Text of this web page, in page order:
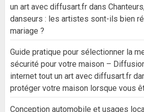
un art avec diffusart.fr dans
danseurs : les artistes sont-ils bien
mariage ?
Guide pratique pour sélectionner la
sécurité pour votre maison –
internet tout un art avec diffusart.fr
protéger votre maison lorsque vous
Conception automobile et usages